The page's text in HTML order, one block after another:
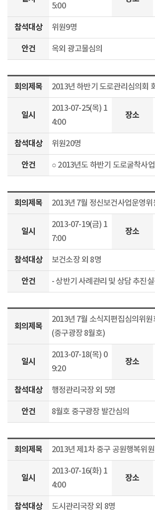
5:00
참석대상 위원9명
안건 옥외 광고물심의
회의제목 2013년 하반기 도로관리심의회
일시
2013-07-25(목) 1
4:00
장소
참석대상 위원20명
안건 ○ 2013년도 하반기 도로굴착사
회의제목 2013년 7월 정신보건사업운영위
일시
2013-07-19(금) 1
7:00
장소
참석대상 보건소장 외 8명
안건 - 상반기 사례관리 및 상담 추진
회의제목
2013년 7월 소식지편집심의위원
(중구광장 8월호)
일시
2013-07-18(목) 0
9:20
장소
참석대상 행정관리국장 외 5명
안건 8월호 중구광장 발간심의
회의제목 2013년 제1차 중구 공원행복위
일시
2013-07-16(화) 1
4:00
장소
참석대상 도시관리국장 외 8명